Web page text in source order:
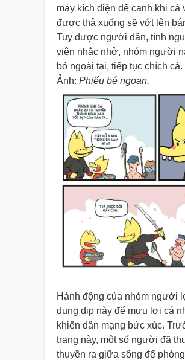
máy kích điện để canh khi cá
được thả xuống sẽ vớt lên
Tuy được người dân, tình
viên nhắc nhở, nhóm người
bỏ ngoài tai, tiếp tục chích cá.
Ảnh: Phiếu bé ngoan.
Hành động của nhóm người
dụng dịp này để mưu lợi cá
khiến dân mạng bức xúc.
trạng này, một số người đã
thuyền ra giữa sông để